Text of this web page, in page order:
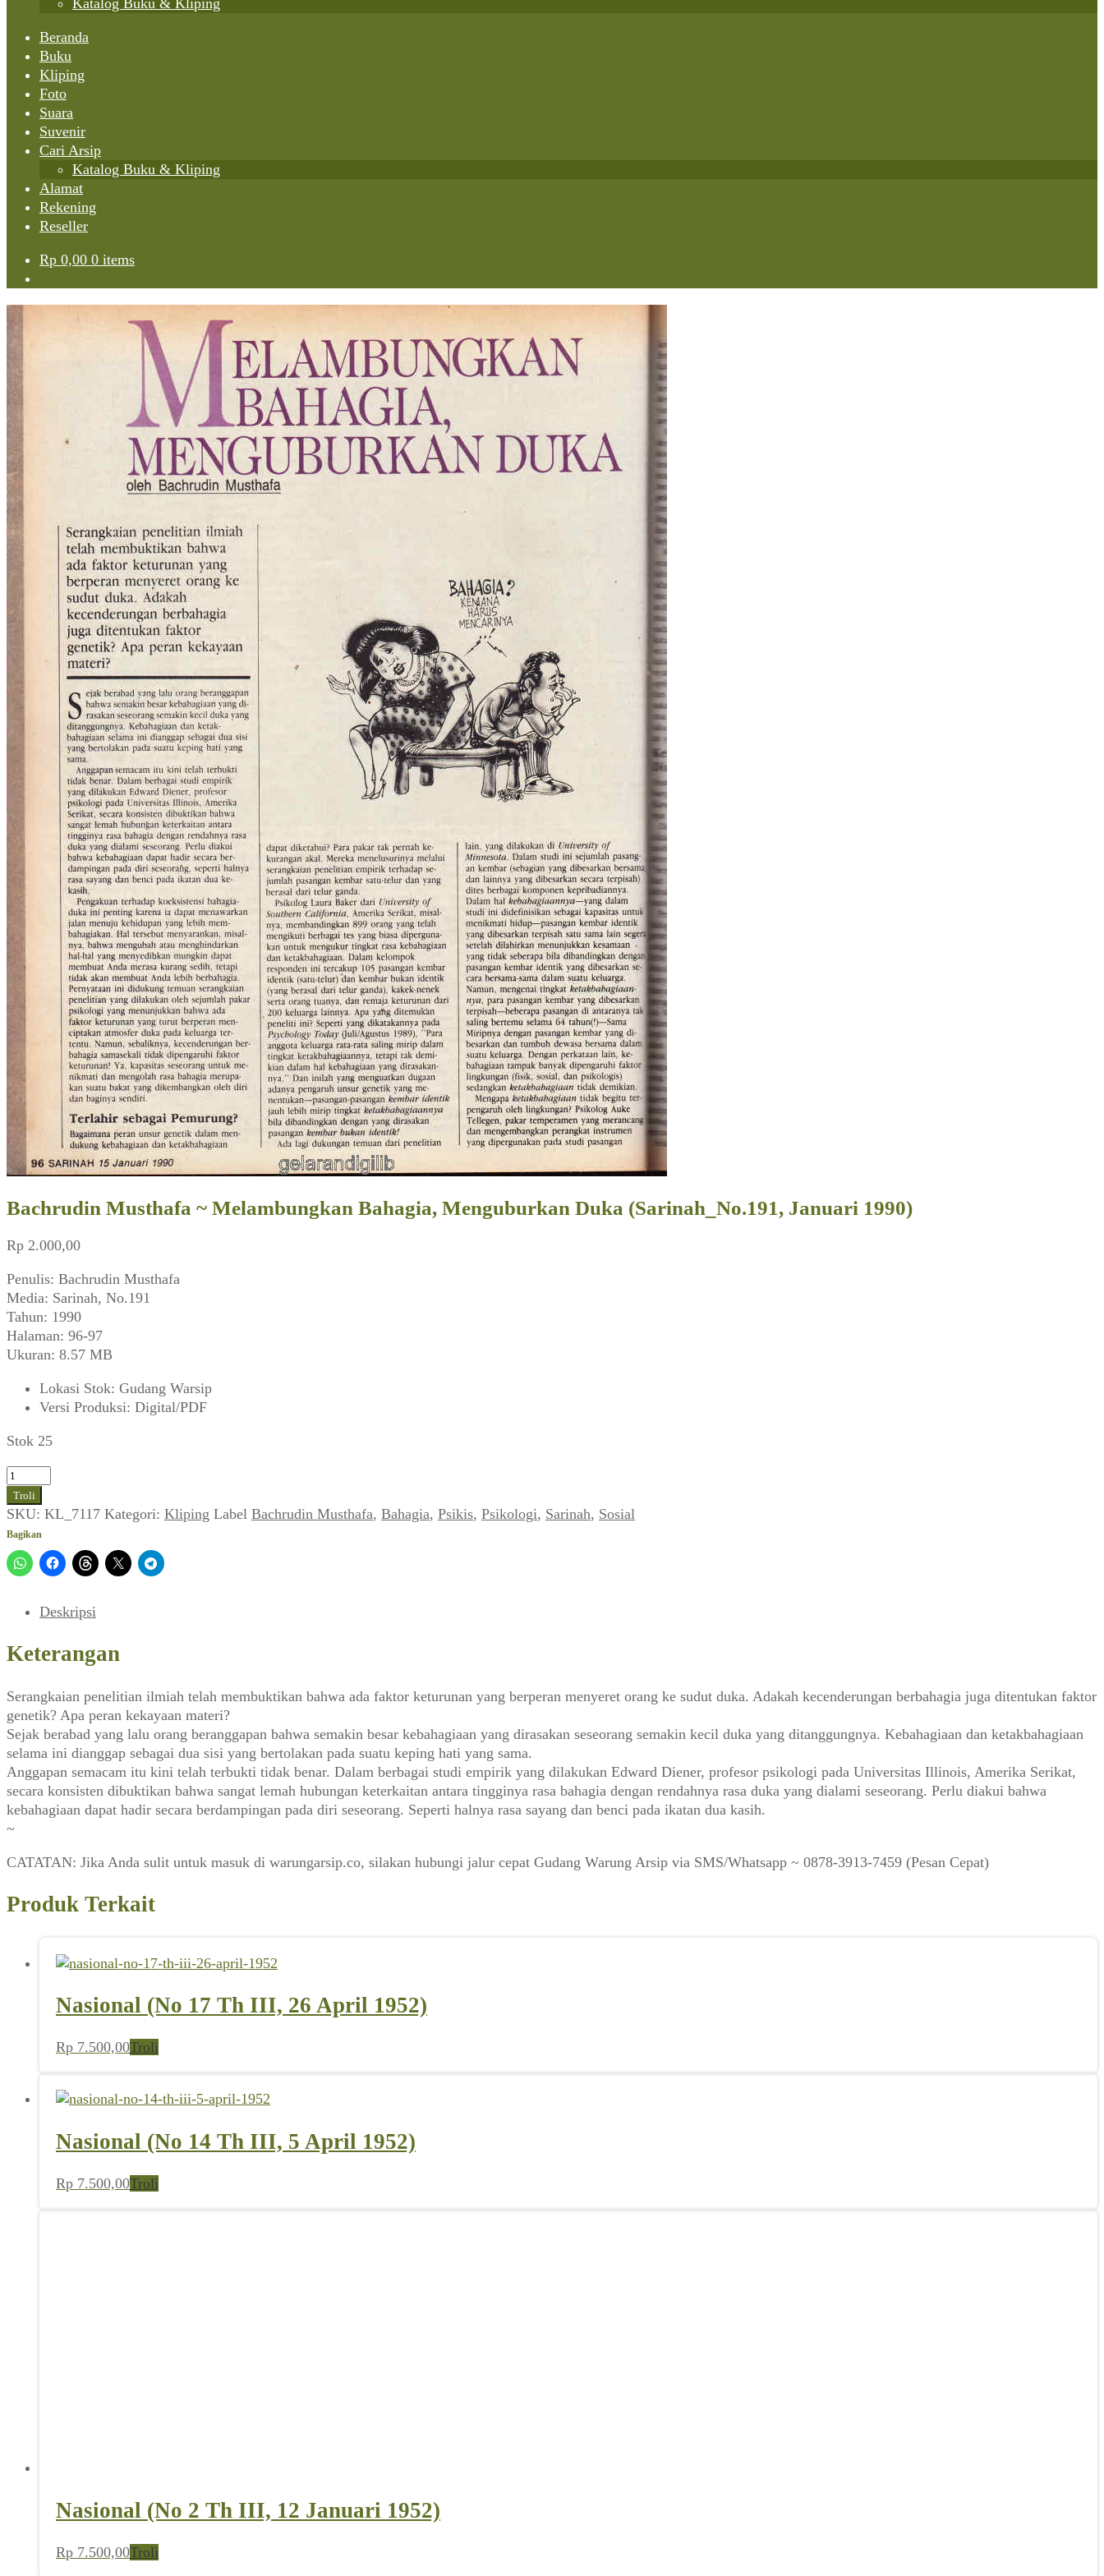
Katalog Buku & Kliping
Beranda
Buku
Kliping
Foto
Suara
Suvenir
Cari Arsip
Katalog Buku & Kliping
Alamat
Rekening
Reseller
Rp 0,00 0 items
Bachrudin Musthafa ~ Melambungkan Bahagia, Menguburkan Duka (Sarinah_No.191, Januari 1990)
Rp 2.000,00
Penulis: Bachrudin Musthafa
Media: Sarinah, No.191
Tahun: 1990
Halaman: 96-97
Ukuran: 8.57 MB
Lokasi Stok: Gudang Warsip
Versi Produksi: Digital/PDF
Stok 25
Kuantitas
Bachrudin
Musthafa
~
Melambungkan
Bahagia,
(Sarinah_No.191,
Januari
1990)
Troli
SKU: KL_7117 Kategori: Kliping Label Bachrudin Musthafa, Bahagia, Psikis, Psikologi, Sarinah, Sosial
Bagikan
Deskripsi
Keterangan
Serangkaian penelitian ilmiah telah membuktikan bahwa ada faktor keturunan yang berperan menyeret orang ke sudut duka. Adakah kecenderungan berbahagia juga ditentukan faktor
genetik? Apa peran kekayaan materi?
Sejak berabad yang lalu orang beranggapan bahwa semakin besar kebahagiaan yang dirasakan seseorang semakin kecil duka yang ditanggungnya. Kebahagiaan dan ketakbahagiaan
selama ini dianggap sebagai dua sisi yang bertolakan pada suatu keping hati yang sama.
Anggapan semacam itu kini telah terbukti tidak benar. Dalam berbagai studi empirik yang dilakukan Edward Diener, profesor psikologi pada Universitas Illinois, Amerika Serikat,
secara konsisten dibuktikan bahwa sangat lemah hubungan keterkaitan antara tingginya rasa bahagia dengan rendahnya rasa duka yang dialami seseorang. Perlu diakui bahwa
kebahagiaan dapat hadir secara berdampingan pada diri seseorang. Seperti halnya rasa sayang dan benci pada ikatan dua kasih.
~
CATATAN: Jika Anda sulit untuk masuk di warungarsip.co, silakan hubungi jalur cepat Gudang Warung Arsip via SMS/Whatsapp ~ 0878-3913-7459 (Pesan Cepat)
Produk Terkait